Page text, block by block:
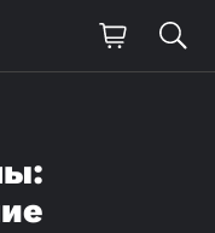
Разово